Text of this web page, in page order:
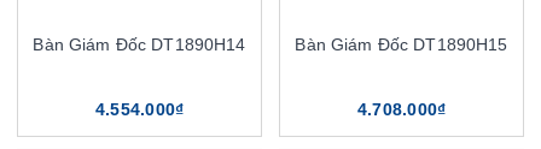
Bàn Giám Đốc DT1890H14
4.554.000₫
Bàn Giám Đốc DT1890H15
4.708.000₫